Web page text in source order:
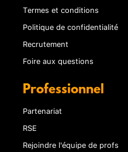
Termes et conditions
Politique de confidentialité
Recrutement
Foire aux questions
Professionnel
Partenariat
RSE
Rejoindre l'équipe de profs